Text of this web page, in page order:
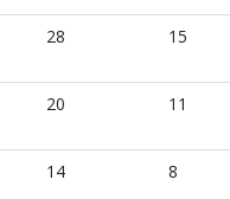
28 15
20 11
14 8